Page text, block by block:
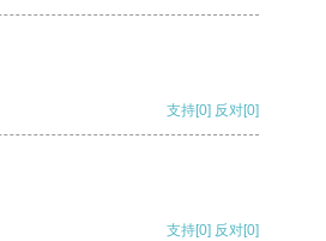
支持[0] 反对[0]
支持[0] 反对[0]